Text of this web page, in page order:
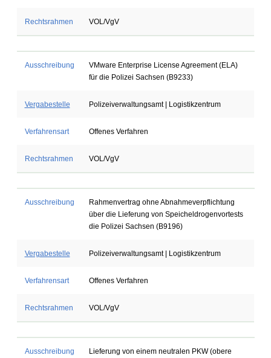
Rechtsrahmen VOL/VgV
Ausschreibung
VMware Enterprise License Agreement (ELA)
für die Polizei Sachsen (B9233)
Vergabestelle Polizeiverwaltungsamt | Logistikzentrum
Verfahrensart Offenes Verfahren
Rechtsrahmen VOL/VgV
Ausschreibung
Rahmenvertrag ohne Abnahmeverpflichtung
über die Lieferung von Speicheldrogenvortests
die Polizei Sachsen (B9196)
Vergabestelle Polizeiverwaltungsamt | Logistikzentrum
Verfahrensart Offenes Verfahren
Rechtsrahmen VOL/VgV
Ausschreibung
Lieferung von einem neutralen PKW (obere